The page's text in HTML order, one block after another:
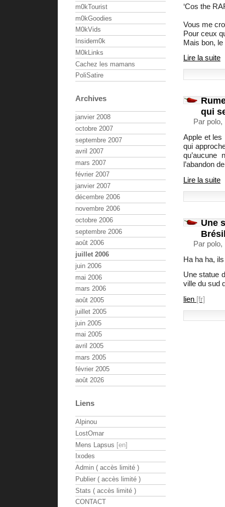
‘Cos the
Vous me
Pour ceux
Mais bon,
Lire la suite
qui
Par
Apple et les
qui
l’abandon
Lire la suite
Une
Par
Ha ha ha,
Une statue
ville du sud
lien
m0kTourist
m0kGoodies
M0kVids
Insidem0k
M0kLinks
Cachez les mamans
PoliSatire
Archives
janvier 2008
octobre 2007
septembre 2007
avril 2007
mars 2007
février 2007
janvier 2007
décembre 2006
novembre 2006
octobre 2006
septembre 2006
août 2006
juillet 2006
juin 2006
mai 2006
mars 2006
août 2005
juillet 2005
juin 2005
mai 2005
avril 2005
mars 2005
février 2005
août 2026
Liens
Alpinou
LostOmar
Mens Lapsus
Ixodes
Admin ( accès limité )
Publier ( accès limité )
Stats ( accès limité )
CONTACT